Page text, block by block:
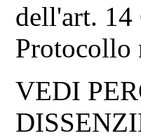
dell'art.
Protocollo
VEDI